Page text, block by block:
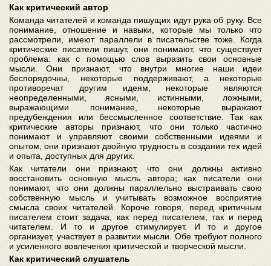
Как критический автор
Команда читателей и команда пишущих идут рука об руку. Все
понимание, отношение и навыки, которые мы только что
рассмотрели, имеют параллели в писательстве тоже. Когда
критические писатели пишут, они понимают, что существует
проблема: как с помощью слов выразить свои основные
мысли. Они признают, что внутри многие наши идеи
беспорядочны, некоторые поддерживают, а некоторые
противоречат другим идеям, некоторые являются
неопределенными, ясными, истинными, ложными,
выражающими понимание, некоторые выражают
предубеждения или бессмысленное соответствие. Так как
критические авторы признают, что они только частично
понимают и управляют своими собственными идеями и
опытом, они признают двойную трудность в создании тех идей
и опыта, доступных для других.
Как читатели они признают, что они должны активно
восстановить основную мысль автора; как писатели они
понимают, что они должны параллельно выстраивать свою
собственную мысль и учитывать возможное восприятие
смысла своих читателей. Короче говоря, перед критичным
писателем стоит задача, как перед писателем, так и перед
читателем. И то и другое стимулирует. И то и другое
организует, участвует в развитии мысли. Обе требуют полного
и усиленного вовлечения критической и творческой мысли.
Как критический слушатель